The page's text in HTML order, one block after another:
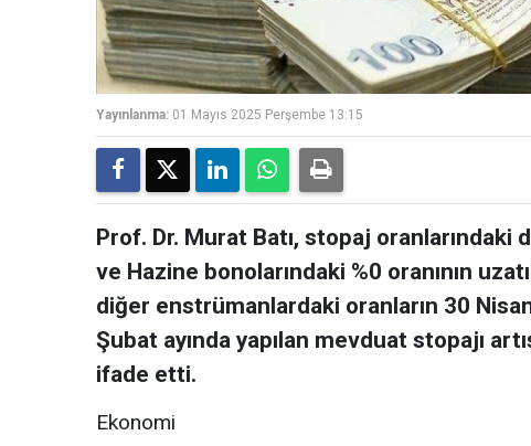
Yayınlanma: 01 Mayıs 2025 Perşembe 13:15
Prof. Dr. Murat Batı, stopaj
ve Hazine bonolarındaki %0 oranının
diğer enstrümanlardaki oranların 30
Şubat ayında yapılan mevduat stopajı
ifade etti.
Ekonomi